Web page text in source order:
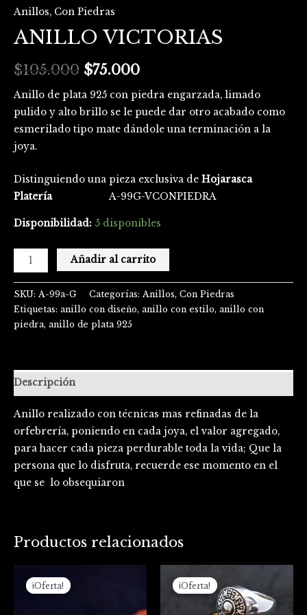
Anillos, Con Piedras
ANILLO VICTORIAS
$105.000 $75.000
Anillo de plata 925 con piedra engarzada, limado
pulido y alto brillo se le puede dar otro acabado como
esmerilado tipo mate dándole una terminación a la
joya.
Distinguiendo una pieza exclusiva de Hojarasca
Platería
A-99G-VCONPIEDRA
Disponibilidad: 5 disponibles
Añadir al carrito
SKU: A-99a-G Categorías: Anillos, Con Piedras
Etiquetas: anillo con diseño, anillo con estilo, anillo con
piedra, anillo de plata 925
Descripción
Anillo realizado con técnicas mas refinadas de la
orfebrería, poniendo en cada joya, el valor agregado,
para hacer cada pieza perdurable toda la vida; Que la
persona que lo disfruta, recuerde ese momento en el
que se lo obsequiaron
Productos relacionados
¡Oferta!
¡Oferta!
precio
original
¡Oferta!
¡Oferta!
precio
original
era:
actual
es: